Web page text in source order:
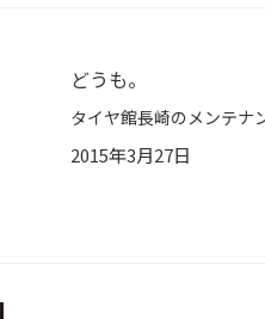
どうも。
2015年3月27日